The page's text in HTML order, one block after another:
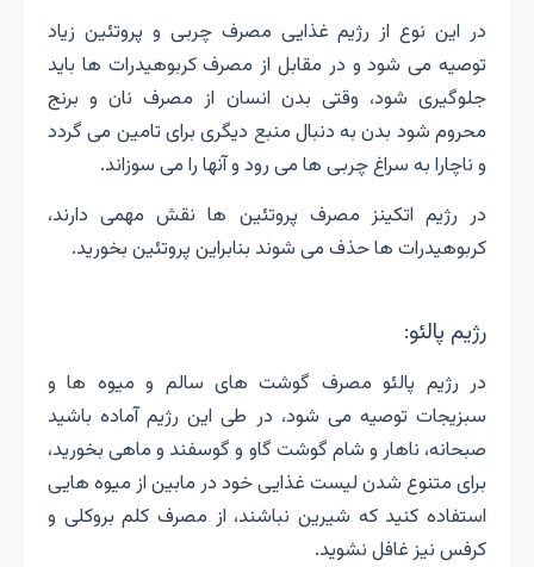
در این نوع از رژیم غذایی مصرف چربی و پروتئین زیاد
توصیه می شود و در مقابل از مصرف کربوهیدرات ها باید
جلوگیری شود، وقتی بدن انسان از مصرف نان و برنج
محروم شود بدن به دنبال منبع دیگری برای تامین می گردد
و ناچارا به سراغ چربی ها می رود و آنها را می سوزاند.
در رژیم اتکینز مصرف پروتئین ها نقش مهمی دارند،
کربوهیدرات ها حذف می شوند بنابراین پروتئین بخورید.
رژیم پالئو:
در رژیم پالئو مصرف گوشت های سالم و میوه ها و
سبزیجات توصیه می شود، در طی این رژیم آماده باشید
صبحانه، ناهار و شام گوشت گاو و گوسفند و ماهی بخورید،
برای متنوع شدن لیست غذایی خود در مابین از میوه هایی
استفاده کنید که شیرین نباشند، از مصرف کلم بروکلی و
کرفس نیز غافل نشوید.